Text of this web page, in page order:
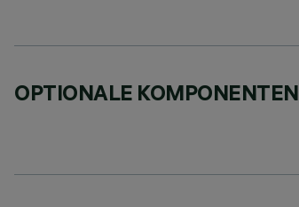
OPTIONALE KOMPONENTEN